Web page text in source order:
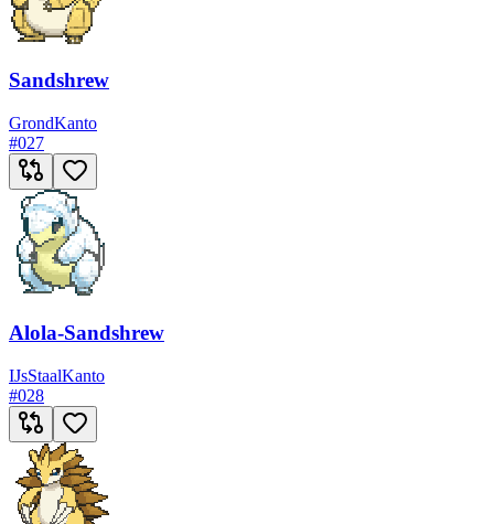
Sandshrew
GrondKanto
#027
Alola-Sandshrew
IJsStaalKanto
#028